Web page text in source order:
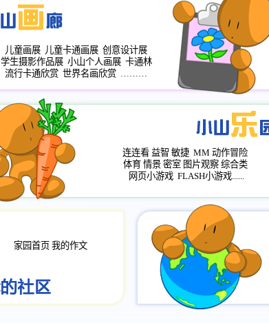
儿童画展 儿童卡通画展 创意设计展
学生摄影作品展 小山个人画展 卡通林
流行卡通欣赏 世界名画欣赏 ………
连连看 益智 敏捷 MM 动作冒险
体育 情景 密室 图片观察 综合类
网页小游戏 FLASH小游戏......
家园首页 我的作文